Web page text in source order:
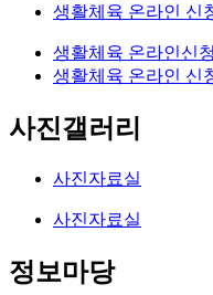
생활체육 온라인 신
생활체육 온라인신청
생활체육 온라인 신
사진갤러리
사진자료실
사진자료실
정보마당